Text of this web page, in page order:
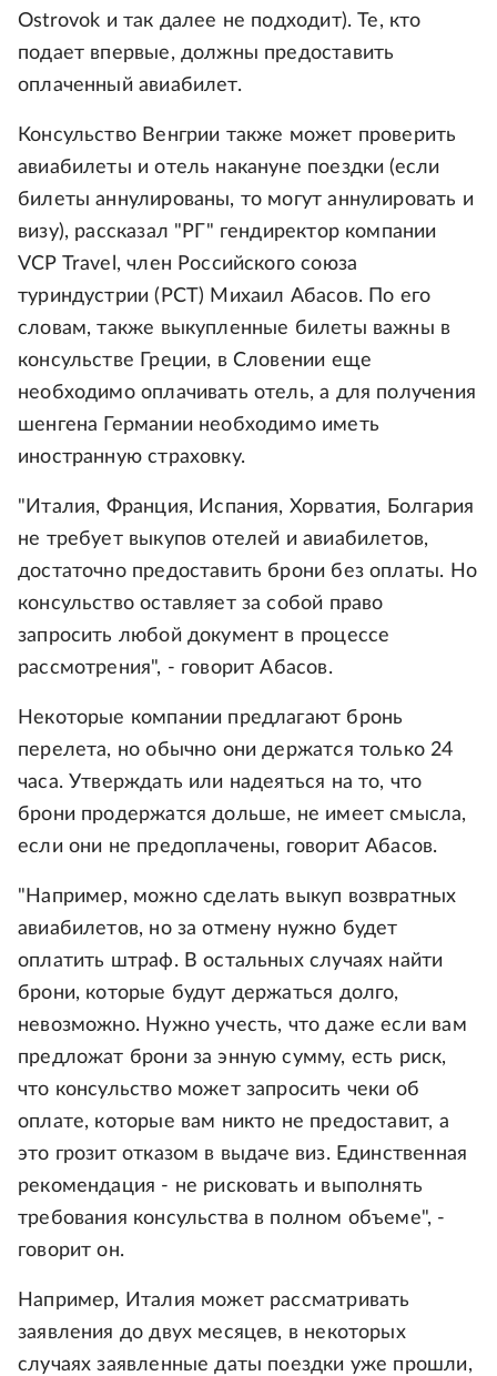
Ostrovok и так далее не подходит). Те, кто
подает впервые, должны предоставить
оплаченный авиабилет.
Консульство Венгрии также может проверить
авиабилеты и отель накануне поездки (если
билеты аннулированы, то могут аннулировать и
визу), рассказал "РГ" гендиректор компании
VCP Travel, член Российского союза
туриндустрии (РСТ) Михаил Абасов. По его
словам, также выкупленные билеты важны в
консульстве Греции, в Словении еще
необходимо оплачивать отель, а для получения
шенгена Германии необходимо иметь
иностранную страховку.
"Италия, Франция, Испания, Хорватия, Болгария
не требует выкупов отелей и авиабилетов,
достаточно предоставить брони без оплаты. Но
консульство оставляет за собой право
запросить любой документ в процессе
рассмотрения", - говорит Абасов.
Некоторые компании предлагают бронь
перелета, но обычно они держатся только 24
часа. Утверждать или надеяться на то, что
брони продержатся дольше, не имеет смысла,
если они не предоплачены, говорит Абасов.
"Например, можно сделать выкуп возвратных
авиабилетов, но за отмену нужно будет
оплатить штраф. В остальных случаях найти
брони, которые будут держаться долго,
невозможно. Нужно учесть, что даже если вам
предложат брони за энную сумму, есть риск,
что консульство может запросить чеки об
оплате, которые вам никто не предоставит, а
это грозит отказом в выдаче виз. Единственная
рекомендация - не рисковать и выполнять
требования консульства в полном объеме", -
говорит он.
Например, Италия может рассматривать
заявления до двух месяцев, в некоторых
случаях заявленные даты поездки уже прошли,